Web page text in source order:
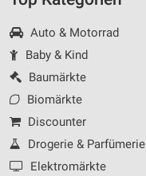
Auto & Motorrad
Baby & Kind
Baumärkte
Biomärkte
Discounter
Drogerie & Parfümerie
Elektromärkte